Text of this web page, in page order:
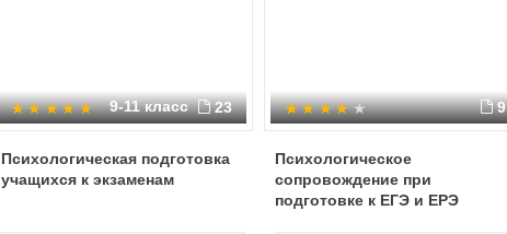
9-11 класс 23
Психологическая подготовка
учащихся к экзаменам
9
Психологическое
сопровождение при
подготовке к ЕГЭ и ЕРЭ